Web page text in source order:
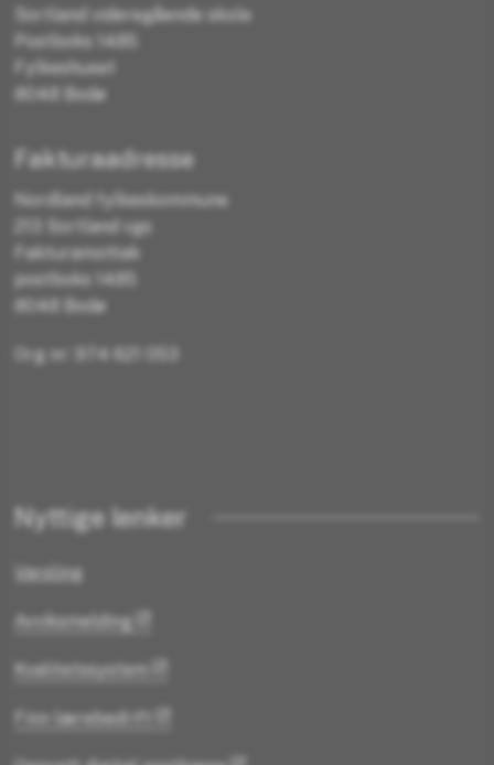
Sortland videregående skole
Postboks 1485
Fylkeshuset
8048 Bodø
Fakturaadresse
Nordland fylkeskommune
213 Sortland vgs
Fakturamottak
postboks 1485
8048 Bodø
Org nr: 974 621 053
Nyttige lenker
Varsling
Avviksmelding
Kvalitetssystem
Finn lærebedrift